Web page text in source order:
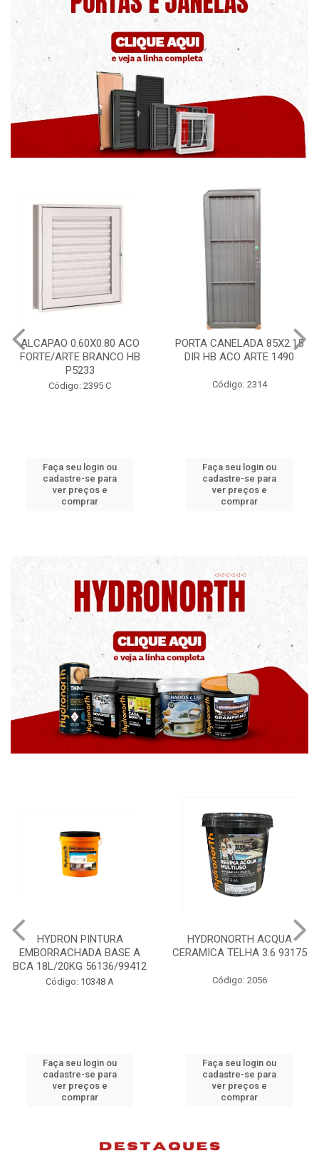
PORTA CANELADA 85X2.15
DIR HB ACO ARTE 1490
Código: 2314
Faça seu login ou
cadastre-se para
ver preços e
comprar
PORTA LAMINADA 60X215
DIR POP/MIX HB
Código: 2340
Faça seu login ou
cadastre-se para
ver preços e
comprar
HYDRON PINTURA
EMBORRACHADA BASE A
BCA 18L/20KG 56136/99412
Código: 10348 A
Faça seu login ou
cadastre-se para
ver preços e
comprar
HYDRONORTH ACQUA
CERAMICA TELHA 3.6 93175
Código: 2056
Faça seu login ou
cadastre-se para
ver preços e
comprar